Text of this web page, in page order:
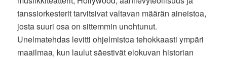
tanssiorkesterit tarvitsivat valtavan määrän aineistoa,
josta suuri osa on sittemmin unohtunut.
Unelmatehdas levitti ohjelmistoa tehokkaasti ympäri
maailmaa, kun laulut säestivät elokuvan historian